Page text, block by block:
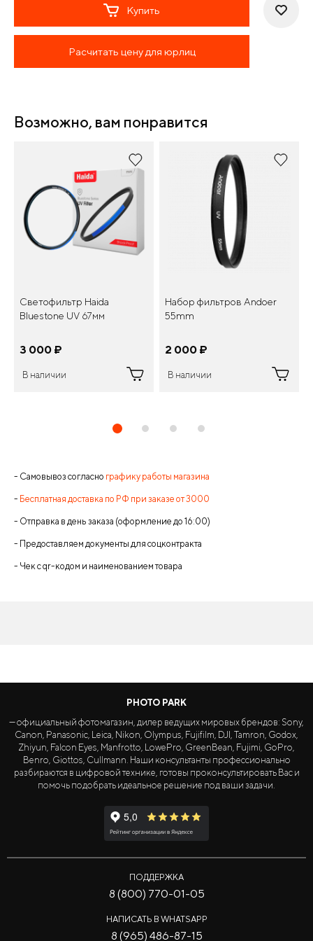
Купить
Расчитать цену для юрлиц
Возможно, вам понравится
Светофильтр Haida
Bluestone UV 67мм
3 000 ¤
В наличии
Набор фильтров Andoer
55mm
2 000 ¤
В наличии
- Самовывоз согласно графику работы магазина
- Бесплатная доставка по РФ при заказе от 3000
- Отправка в день заказа (оформление до 16:00)
- Предоставляем документы для соцконтракта
- Чек с qr-кодом и наименованием товара
PHOTO PARK
— официальный фотомагазин, дилер ведущих мировых брендов: Sony,
Canon, Panasonic, Leica, Nikon, Olympus, Fujifilm, DJI, Tamron, Godox,
Zhiyun, Falcon Eyes, Manfrotto, LowePro, GreenBean, Fujimi, GoPro,
Benro, Giottos, Cullmann. Наши консультанты профессионально
разбираются в цифровой технике, готовы проконсультировать Вас и
помочь подобрать идеальное решение под ваши задачи.
ПОДДЕРЖКА
8 (800) 770-01-05
НАПИСАТЬ В WHATSAPP
8 (965) 486-87-15